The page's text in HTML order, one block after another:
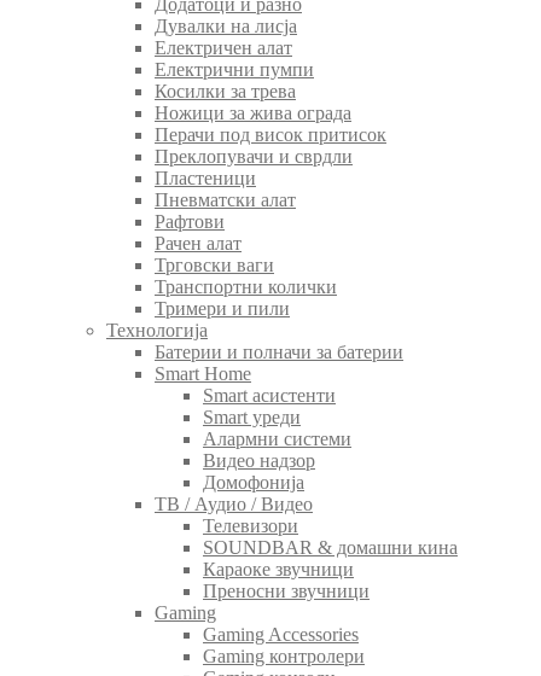
Дувалки на лисја
Електричен алат
Електрични пумпи
Косилки за трева
Ножици за жива ограда
Перачи под висок притисок
Преклопувачи и сврдли
Пластеници
Пневматски алат
Рафтови
Рачен алат
Трговски ваги
Транспортни колички
Тримери и пили
Технологија
Батерии и полначи за батерии
Smart Home
Smart асистенти
Smart уреди
Алармни системи
Видео надзор
Домофонија
ТВ / Аудио / Видео
Телевизори
SOUNDBAR & домашни кина
Караоке звучници
Преносни звучници
Gaming
Gaming Accessories
Gaming контролери